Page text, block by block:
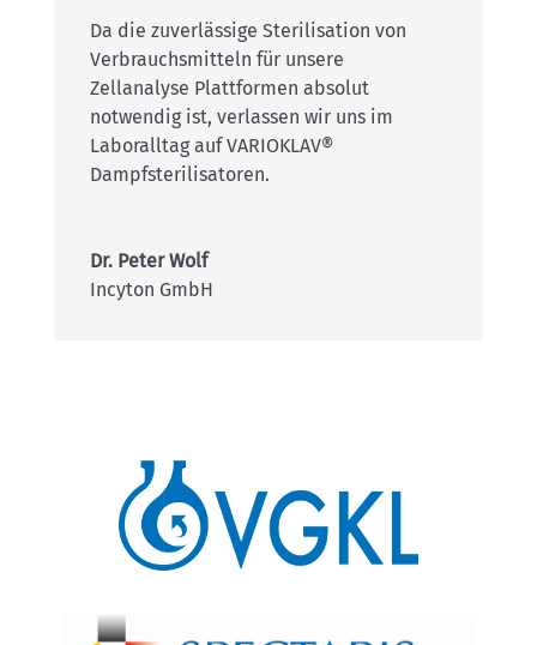
Da die zuverlässige Sterilisation von
Verbrauchsmitteln für unsere
Zellanalyse Plattformen absolut
notwendig ist, verlassen wir uns im
Laboralltag auf VARIOKLAV®
Dampfsterilisatoren.
Dr. Peter Wolf
Incyton GmbH